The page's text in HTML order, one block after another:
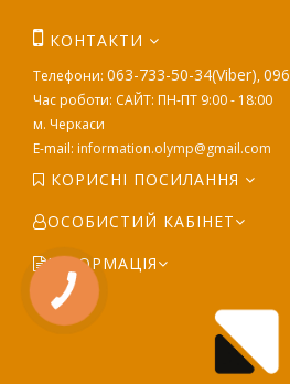
КОНТАКТИ
Телефони: 063-733-50-34(Viber),
Час роботи: САЙТ: ПН-ПТ 9:00 - 18:00
м. Черкаси
E-mail: information.olymp@gmail.com
КОРИСНІ ПОСИЛАННЯ
ОСОБИСТИЙ КАБІНЕТ
ІНФОРМАЦІЯ
КНОПКА
ЗВ'ЯЗКУ